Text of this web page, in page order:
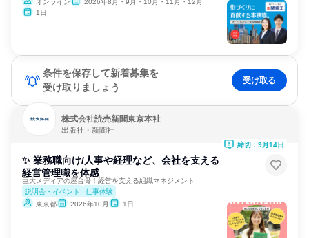
オンライン
2026年8月・9月・10月・11月・12月
1日
条件を保存して新着募集を
受け取りましょう
受け取る
株式会社読売新聞東京本社
出版社・新聞社
✨ 業務職向け/人事や経理など、会社を支える
経営管理職を体感
巨大メディアの屋台骨！経営を支える組織マネジメント
説明会・イベント
仕事体験
東京都
2026年10月 1日
締切：9月14日